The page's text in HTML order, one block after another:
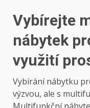
Vybírejte
nábytek
využití
Vybírání nábytku
výzvou, ale s